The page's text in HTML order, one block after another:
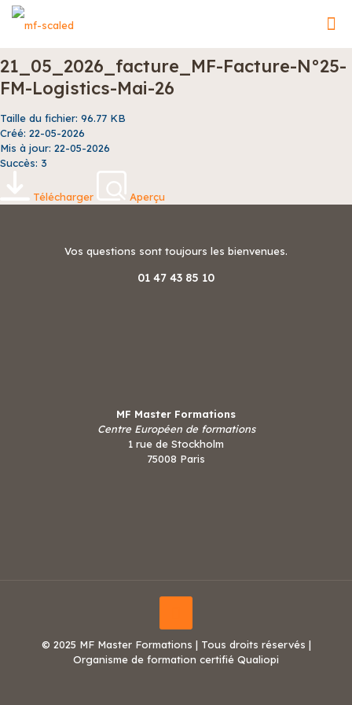
21_05_2026_facture_MF-Facture-N°25-
FM-Logistics-Mai-26
Taille du fichier: 96.77 KB
Créé: 22-05-2026
Mis à jour: 22-05-2026
Succès: 3
Télécharger Aperçu
Vos questions sont toujours les bienvenues.
01 47 43 85 10
MF Master Formations
Centre Européen de formations
1 rue de Stockholm
75008 Paris
© 2025 MF Master Formations | Tous droits réservés |
Organisme de formation certifié Qualiopi